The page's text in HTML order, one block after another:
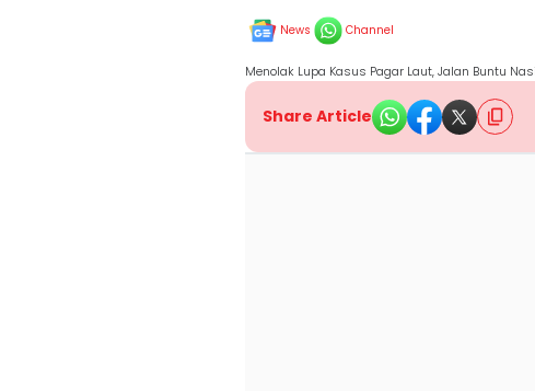
News Channel
Menolak Lupa Kasus Pagar Laut, Jalan Buntu
Share Article